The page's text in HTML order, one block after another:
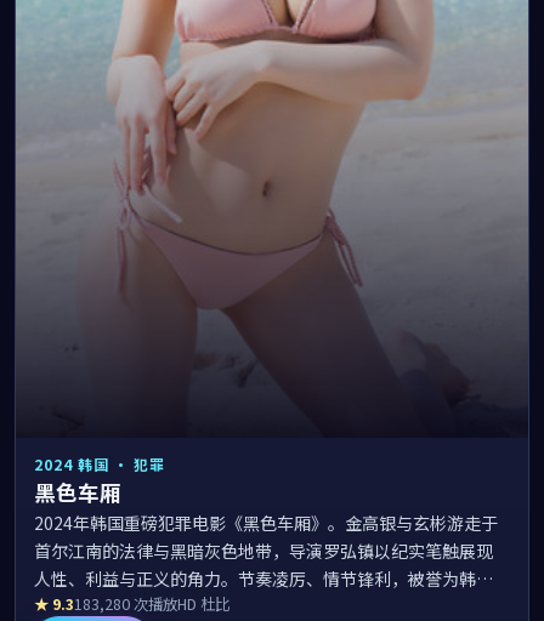
2024 韩国 · 犯罪
黑色车厢
2024年韩国重磅犯罪电影《黑色车厢》。金高银与玄彬游走于
首尔江南的法律与黑暗灰色地带，导演罗弘镇以纪实笔触展现
人性、利益与正义的角力。节奏凌厉、情节锋利，被誉为韩国
本年度最值得追的犯罪悬疑神作。
★ 9.3183,280次播放HD 杜比